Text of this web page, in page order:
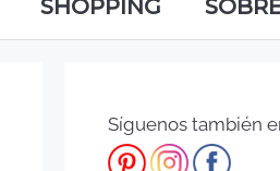
SHOPPING
Síguenos también